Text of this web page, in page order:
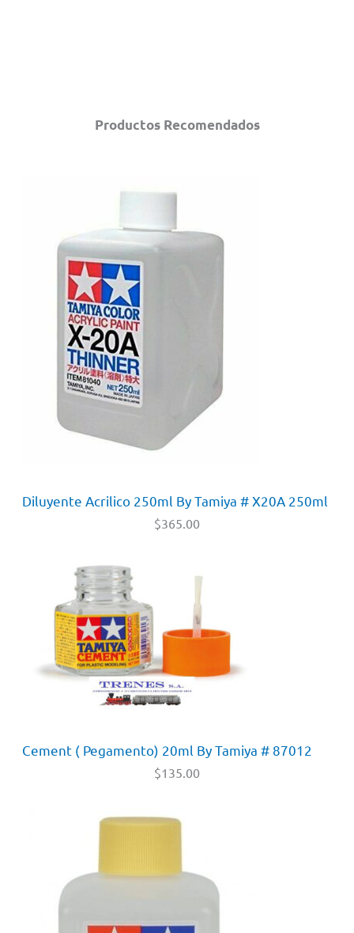
Productos Recomendados
Diluyente Acrilico 250ml By Tamiya # X20A 250ml
$365.00
Cement ( Pegamento) 20ml By Tamiya # 87012
$135.00